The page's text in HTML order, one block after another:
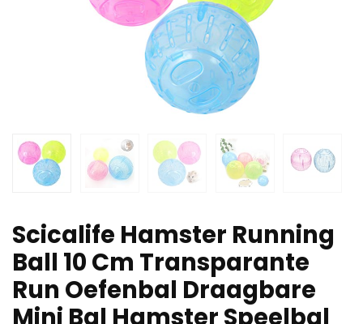
Scicalife Hamster Running
Ball 10 Cm Transparante
Run Oefenbal Draagbare